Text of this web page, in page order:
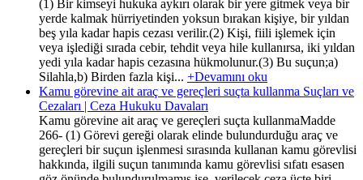
(1) Bir kimseyi hukuka aykırı olarak bir yere gitmek veya bir
yerde kalmak hürriyetinden yoksun bırakan kişiye, bir yıldan
beş yıla kadar hapis cezası verilir.(2) Kişi, fiili işlemek için
veya işlediği sırada cebir, tehdit veya hile kullanırsa, iki yıldan
yedi yıla kadar hapis cezasına hükmolunur.(3) Bu suçun;a)
Silahla,b) Birden fazla kişi... +Devamını oku
Kamu görevine ait araç ve gereçleri suçta kullanma Suçları ve
Cezaları | Ceza Hukuku Davaları
Kamu görevine ait araç ve gereçleri suçta kullanmaMadde
266- (1) Görevi gereği olarak elinde bulundurduğu araç ve
gereçleri bir suçun işlenmesi sırasında kullanan kamu görevlisi
hakkında, ilgili suçun tanımında kamu görevlisi sıfatı esasen